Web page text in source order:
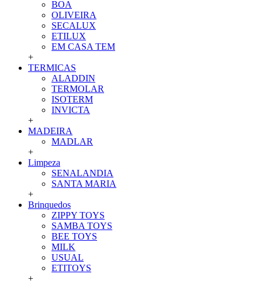
BOA
OLIVEIRA
SECALUX
ETILUX
EM CASA TEM
+
TERMICAS
ALADDIN
TERMOLAR
ISOTERM
INVICTA
+
MADEIRA
MADLAR
+
Limpeza
SENALANDIA
SANTA MARIA
+
Brinquedos
ZIPPY TOYS
SAMBA TOYS
BEE TOYS
MILK
USUAL
ETITOYS
+